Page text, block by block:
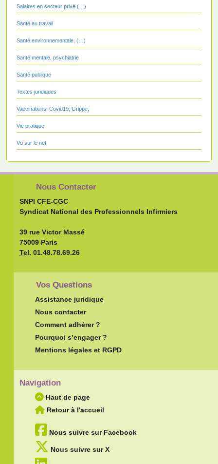
Salaires en secteur privé (…)
Santé au travail
Santé environnementale, (…)
Santé mentale, psychiatrie
Santé publique
Textes juridiques
Vaccinations, Covid19, Grippe,
Vie pratique
Vu sur le net
Nous Contacter
SNPI CFE-CGC
Syndicat National des Professionnels Infirmiers
39 rue Victor Massé
75009 Paris
Tel. 01.48.78.69.26
Vos Questions
Assistance juridique
Nous contacter
Comment adhérer ?
Pourquoi s’engager ?
Mentions légales et RGPD
Navigation
Haut de page
Retour à l'accueil
Nous suivre sur Facebook
Nous suivre sur X